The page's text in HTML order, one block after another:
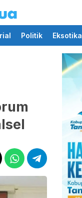
Politik Eksotika